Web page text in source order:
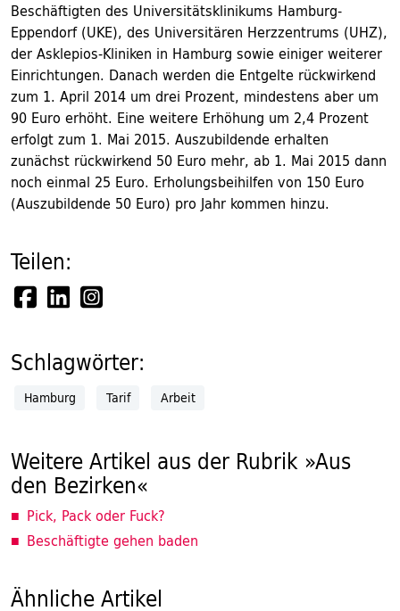
Beschäftigten des Universitätsklinikums Hamburg-
Eppendorf (UKE), des Universitären Herzzentrums (UHZ),
der Asklepios-Kliniken in Hamburg sowie einiger weiterer
Einrichtungen. Danach werden die Entgelte rückwirkend
zum 1. April 2014 um drei Prozent, mindestens aber um
90 Euro erhöht. Eine weitere Erhöhung um 2,4 Prozent
erfolgt zum 1. Mai 2015. Auszubildende erhalten
zunächst rückwirkend 50 Euro mehr, ab 1. Mai 2015 dann
noch einmal 25 Euro. Erholungsbeihilfen von 150 Euro
(Auszubildende 50 Euro) pro Jahr kommen hinzu.
Teilen:
Schlagwörter:
Hamburg Tarif Arbeit
Weitere Artikel aus der Rubrik »Aus
den Bezirken«
Pick, Pack oder Fuck?
Beschäftigte gehen baden
Ähnliche Artikel